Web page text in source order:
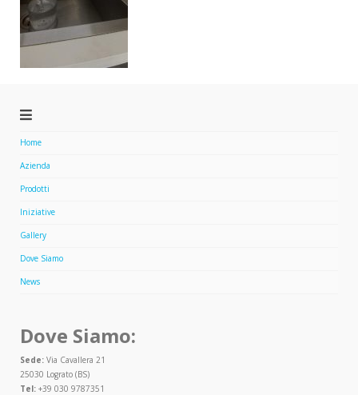
Home
Azienda
Prodotti
Iniziative
Gallery
Dove Siamo
News
Dove Siamo:
Sede:Via Cavallera 21
25030 Lograto (BS)
Tel:+39 030 9787351